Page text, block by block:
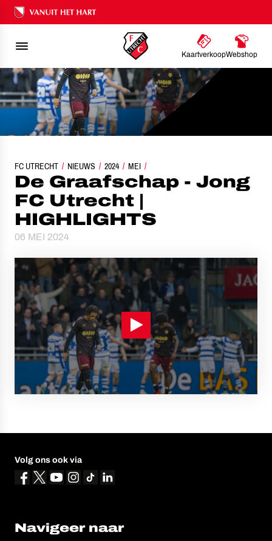
Ons nalatenschap
KaartverkoopWebshop
FC UTRECHT NIEUWS 2024 MEI
DE GRAAFSCHAP - JONG FC UTRECHT | HIGHLIGHTS
De Graafschap - Jong
FC Utrecht |
HIGHLIGHTS
06 MEI 2024
Volg ons ook via
Navigeer naar